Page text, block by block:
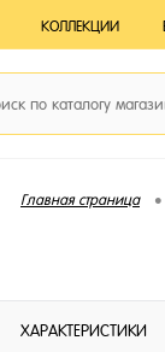
КОЛЛЕКЦИИ
Главная страница •
ХАРАКТЕРИСТИКИ